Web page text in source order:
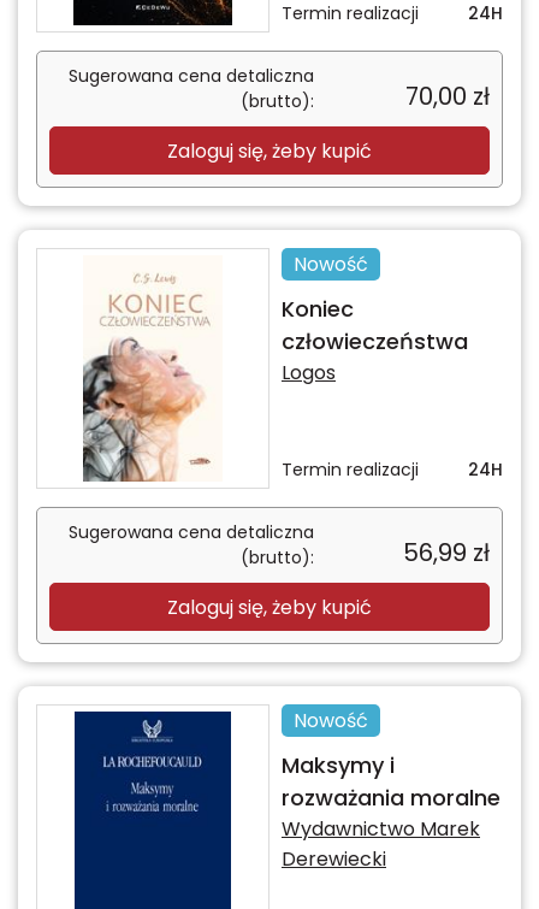
Termin realizacji 24H
Sugerowana cena detaliczna
(brutto):
70,00 zł
Zaloguj się, żeby kupić
Nowość
Koniec
człowieczeństwa
Logos
Termin realizacji 24H
Sugerowana cena detaliczna
(brutto):
56,99 zł
Zaloguj się, żeby kupić
Nowość
Maksymy i
rozważania moralne
Wydawnictwo Marek
Derewiecki